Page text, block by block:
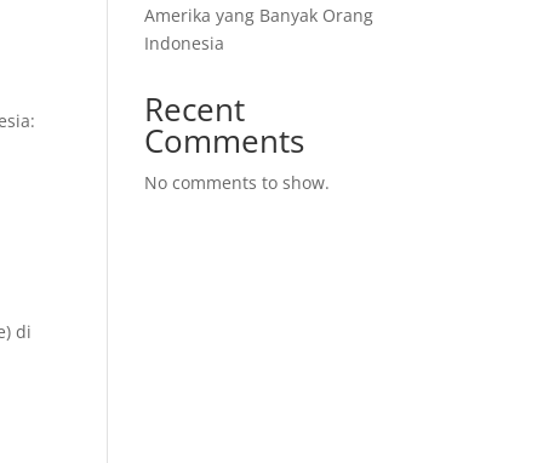
di
Amerika yang Banyak Orang
Indonesia
Recent
Comments
No comments to show.